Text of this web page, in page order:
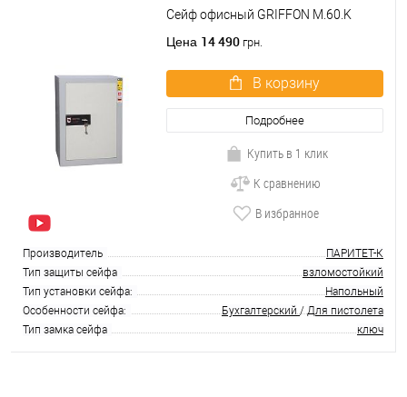
Сейф офисный GRIFFON M.60.K
Цена 14 490 грн.
В корзину
Подробнее
Купить в 1 клик
К сравнению
В избранное
Производитель
ПАРИТЕТ-К
Тип защиты сейфа
взломостойкий
Тип установки сейфа:
Напольный
Особенности сейфа:
Бухгалтерский /Для пистолета
Тип замка сейфа
ключ